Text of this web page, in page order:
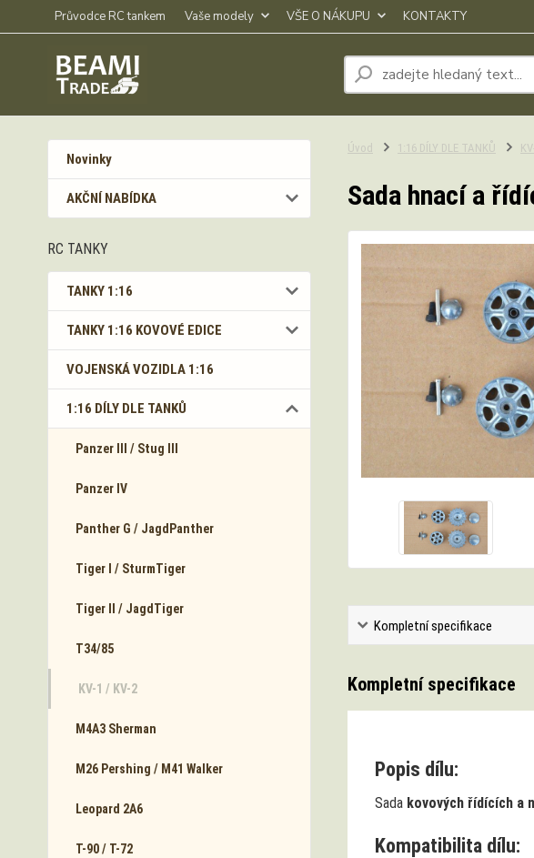
Průvodce RC tankem Vaše modely VŠE O NÁKUPU KONTAKTY
Novinky
AKČNÍ NABÍDKA
RC TANKY
TANKY 1:16
TANKY 1:16 KOVOVÉ EDICE
VOJENSKÁ VOZIDLA 1:16
1:16 DÍLY DLE TANKŮ
Panzer III / Stug III
Panzer IV
Panther G / JagdPanther
Tiger I / SturmTiger
Tiger II / JagdTiger
T34/85
KV-1 / KV-2
M4A3 Sherman
M26 Pershing / M41 Walker
Leopard 2A6
T-90 / T-72
Úvod 1:16 DÍLY DLE TANKŮ
Sada hnací a
Kompletní specifikace
Kompletní specifikace
Popis dílu:
Sada kovových řídících a
Kompatibilita dílu: